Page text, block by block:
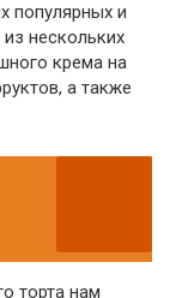
популярных и
нескольких
крема на
а также
торта нам